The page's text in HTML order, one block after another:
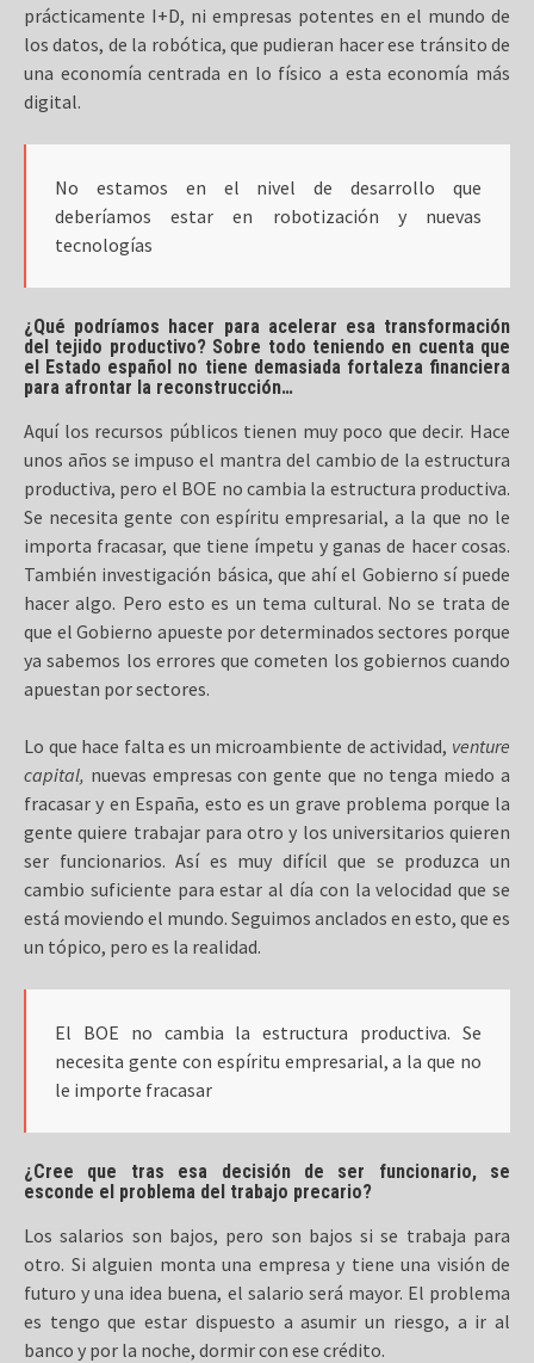
prácticamente I+D, ni empresas potentes en el mundo de
los datos, de la robótica, que pudieran hacer ese tránsito de
una economía centrada en lo físico a esta economía más
digital.
No estamos en el nivel de desarrollo que
deberíamos estar en robotización y nuevas
tecnologías
¿Qué podríamos hacer para acelerar esa transformación
del tejido productivo? Sobre todo teniendo en cuenta que
el Estado español no tiene demasiada fortaleza financiera
para afrontar la reconstrucción…
Aquí los recursos públicos tienen muy poco que decir. Hace
unos años se impuso el mantra del cambio de la estructura
productiva, pero el BOE no cambia la estructura productiva.
Se necesita gente con espíritu empresarial, a la que no le
importa fracasar, que tiene ímpetu y ganas de hacer cosas.
También investigación básica, que ahí el Gobierno sí puede
hacer algo. Pero esto es un tema cultural. No se trata de
que el Gobierno apueste por determinados sectores porque
ya sabemos los errores que cometen los gobiernos cuando
apuestan por sectores.
Lo que hace falta es un microambiente de actividad, venture
capital, nuevas empresas con gente que no tenga miedo a
fracasar y en España, esto es un grave problema porque la
gente quiere trabajar para otro y los universitarios quieren
ser funcionarios. Así es muy difícil que se produzca un
cambio suficiente para estar al día con la velocidad que se
está moviendo el mundo. Seguimos anclados en esto, que es
un tópico, pero es la realidad.
El BOE no cambia la estructura productiva. Se
necesita gente con espíritu empresarial, a la que no
le importe fracasar
¿Cree que tras esa decisión de ser funcionario, se
esconde el problema del trabajo precario?
Los salarios son bajos, pero son bajos si se trabaja para
otro. Si alguien monta una empresa y tiene una visión de
futuro y una idea buena, el salario será mayor. El problema
es tengo que estar dispuesto a asumir un riesgo, a ir al
banco y por la noche, dormir con ese crédito.